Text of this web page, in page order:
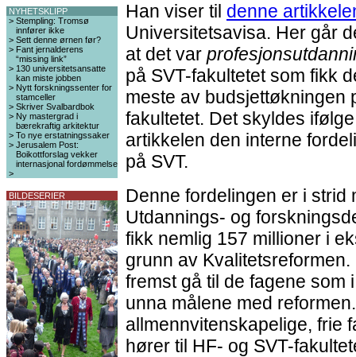
NYHETSKLIPP
> Stempling: Tromsø
innfører ikke
> Sett denne ørnen før?
> Fant jernalderens
“missing link”
> 130 universitetsansatte
kan miste jobben
> Nytt forskningssenter for
stamceller
> Skriver Svalbardbok
> Ny mastergrad i
bærekraftig arkitektur
> To nye erstatningssaker
> Jerusalem Post:
Boikottforslag vekker
internasjonal fordømmelse
>
BILDESERIER
Han viser til denne
Universitetsavisa. Her går
at det var
på SVT-fakultetet som fikk
meste av budsjettøkningen
fakultetet. Det skyldes ifølge
artikkelen den interne
på SVT.
Denne fordelingen er i strid
Utdannings- og
fikk nemlig 157 millioner i
grunn av
fremst gå til de fagene som
unna målene med
allmennvitenskapelige, frie
hører til HF- og SVT-